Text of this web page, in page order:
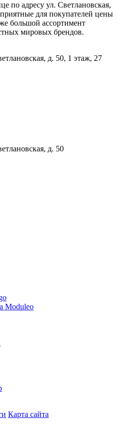
по адресу ул. Светлановская,
для покупателей цены
большой ассортимент
мировых брендов.
д. 50, 1 этаж, 27
д. 50
Moduleo
Карта сайта